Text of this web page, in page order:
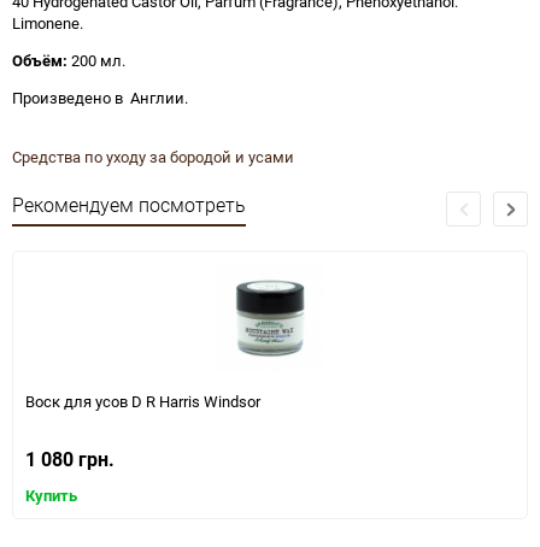
Limonene.
Объём: 200 мл.
Произведено в Англии.
Средства по уходу за бородой и усами
Рекомендуем посмотреть
Воск для усов D R Harris Windsor
1 080 грн.
Купить